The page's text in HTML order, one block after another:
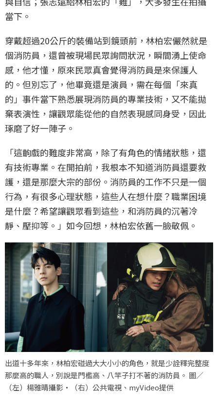
當下。
穿戴超過20公斤的裝備站到鏡頭前，林柏宏儼然就是
個消防員，還曾被現場民眾詢問狀況，瞬間湧上使命
感，他才懂，原來民眾真會覺得消防員是來保護人
的。但別忘了，他畢竟還是演員，需在每個「來真
的」事件當下熟悉展現消防員的專業技術，又不能拋
棄表演性，讓觀眾能從他的自然表現感同身受，因此
琢磨了好一陣子。
「這齣戲的難度非常高，除了有角色的情緒狀態，還
有技術專業。在開拍前，我根本不知道消防員還要救
護，還是那麼大宗的部份。消防員的工作不只是一個
行為，有很多心理狀態，這些人在想什麼？職業困境
是什麼？希望讓觀眾看到這些，和消防員的沉著冷
靜、壓抑等。」如今回想，林柏宏依舊一臉敬佩。
出道十多年來，林柏宏碰過大大小小的角色，就是少詮釋完整度
那麼高的職人，別說是門檻高、八竿子打不著的消防員。 圖／
（左）楊雅晴攝影・（右）公共電視、myVideo提供